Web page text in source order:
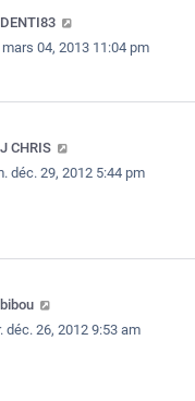
DENTI83
mars 04, 2013 11:04 pm
J CHRIS
déc. 29, 2012 5:44 pm
bibou
déc. 26, 2012 9:53 am